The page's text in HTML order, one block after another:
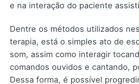
e na interação do paciente
Dentre os métodos utilizados
terapia, está o simples ato de
som, assim como interagir
comandos ouvidos e cantando,
Dessa forma, é possível